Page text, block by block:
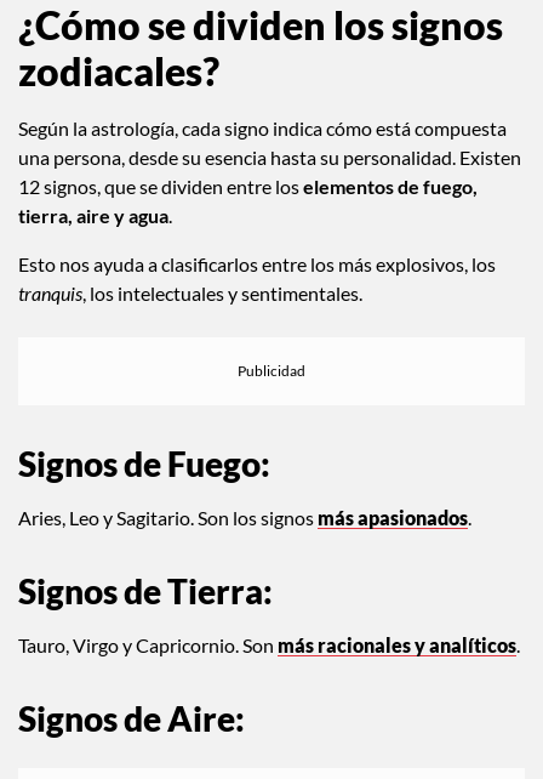
¿Cómo se dividen los signos
zodiacales?
Según la astrología, cada signo indica cómo está compuesta
una persona, desde su esencia hasta su personalidad. Existen
12 signos, que se dividen entre loselementos de fuego,
tierra, aire y agua.
Esto nos ayuda a clasificarlos entre los más explosivos, los
tranquis, los intelectuales y sentimentales.
Signos de Fuego:
Aries, Leo y Sagitario. Son los signos más apasionados.
Signos de Tierra:
Tauro, Virgo y Capricornio. Son más racionales y analíticos.
Signos de Aire: